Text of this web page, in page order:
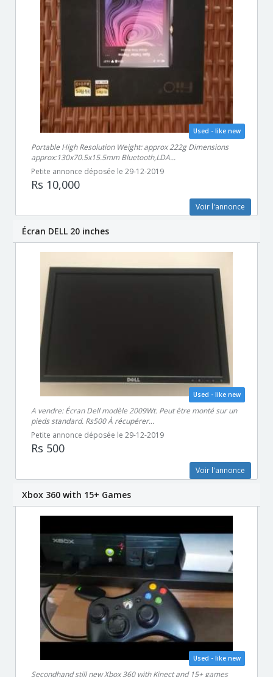
Used - like new
Portable High Resolution Weight: approx 222g Dimensions
approx:130x70.5x15.5mm Bluetooth,LDA...
Petite annonce déposée le 29-12-2019
Rs 10,000
Voir l'annonce
Écran DELL 20 inches
Used - like new
A vendre: Écran Dell modèle 2009Wt. Peut être monté sur un
pieds standard. Rs500 À récupérer...
Petite annonce déposée le 29-12-2019
Rs 500
Voir l'annonce
Xbox 360 with 15+ Games
Used - like new
Secondhand still new Xbox 360 with Kinect and 15+ games